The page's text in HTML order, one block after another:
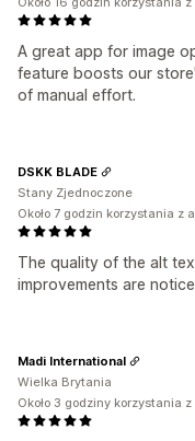
A great app for image
feature boosts our
of manual effort.
The quality of the alt
improvements are
DSKK BLADE
Stany Zjednoczone
Około 7 godzin korzystania z
Madi International
Wielka Brytania
Około 3 godziny korzystania